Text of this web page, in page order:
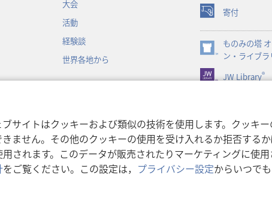
サイトはクッキーおよび類似の技術を使用します。クッキ
ません。その他のクッキーの使用を受け入れるか拒否する
されます。このデータが販売されたりマーケティングに使
をご覧ください。この設定は， プライバシー設定からいつで
大会
活動
経験談
世界各地から
寄付
（新
し
い
タ
ブ
で
ものみの塔
ン・ライブラ
（新
し
い
で
開
く）
JW Library®
Tract Society of Pennsylvania. 利用規約 | プライバシーに関する方針 |